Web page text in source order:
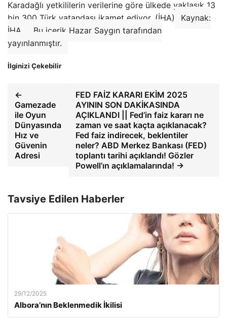
Karadağlı yetkililerin verilerine göre ülkede yaklaşık 13
bin 300 Türk vatandaşı ikamet ediyor. (İHA)
Kaynak:
İHA
Bu içerik Hazar Saygın tarafından
yayınlanmıştır.
İlginizi Çekebilir
←
Gamezade
ile Oyun
Dünyasında
Hız ve
Güvenin
Adresi
FED FAİZ KARARI EKİM 2025
AYININ SON DAKİKASINDA
AÇIKLANDI || Fed’in faiz kararı ne
zaman ve saat kaçta açıklanacak?
Fed faiz indirecek, beklentiler
neler? ABD Merkez Bankası (FED)
toplantı tarihi açıklandı! Gözler
Powell’ın açıklamalarında! →
Tavsiye Edilen Haberler
29/12/2025
Albora’nın Beklenmedik İkilisi